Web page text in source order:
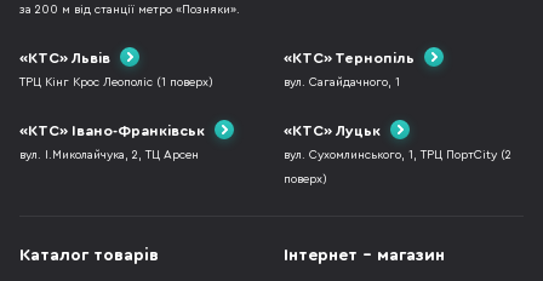
за 200 м від станції метро «Позняки».
«КТС» Львів
ТРЦ Кінг Крос Леополіс (1 поверх)
«КТС» Тернопіль
вул. Сагайдачного, 1
«КТС» Івано-Франківськ
вул. І.Миколайчука, 2, ТЦ Арсен
«КТС» Луцьк
вул. Сухомлинського, 1, ТРЦ ПортCity (2
поверх)
Каталог товарів Інтернет - магазин